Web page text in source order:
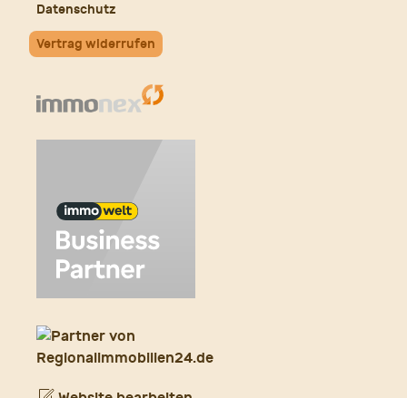
Datenschutz
Vertrag widerrufen